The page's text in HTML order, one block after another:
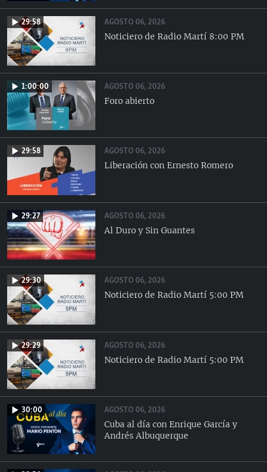
29:58
AGOSTO 06, 2026
Noticiero de Radio Martí 8:00 PM
1:00:00
AGOSTO 06, 2026
Foro abierto
29:58
AGOSTO 06, 2026
Liberación con Ernesto Romero
29:27
AGOSTO 06, 2026
Al Duro y Sin Guantes
29:30
AGOSTO 06, 2026
Noticiero de Radio Martí 5:00 PM
29:29
AGOSTO 06, 2026
Noticiero de Radio Martí 5:00 PM
30:00
AGOSTO 06, 2026
Cuba al día con Enrique García y
Andrés Albuquerque